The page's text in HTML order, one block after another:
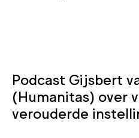
Podcast Gijsbert
(Humanitas) over
verouderde